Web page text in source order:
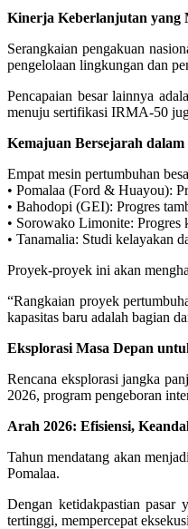
Kinerja Keberlanjutan yang
Serangkaian pengakuan
pengelolaan lingkungan dan
Pencapaian besar lainnya
menuju sertifikasi IRMA-50
Kemajuan Bersejarah
Empat mesin pertumbuhan
• Pomalaa (Ford & Huayou):
• Bahodopi (GEI): Progres
• Sorowako Limonite: Progres
• Tanamalia: Studi kelayakan
Proyek-proyek ini akan
“Rangkaian proyek
kapasitas baru adalah bagian
Eksplorasi Masa Depan
Rencana eksplorasi jangka
2026, program pengeboran
Arah 2026: Efisiensi,
Tahun mendatang akan
Pomalaa.
Dengan ketidakpastian pasar
tertinggi, mempercepat